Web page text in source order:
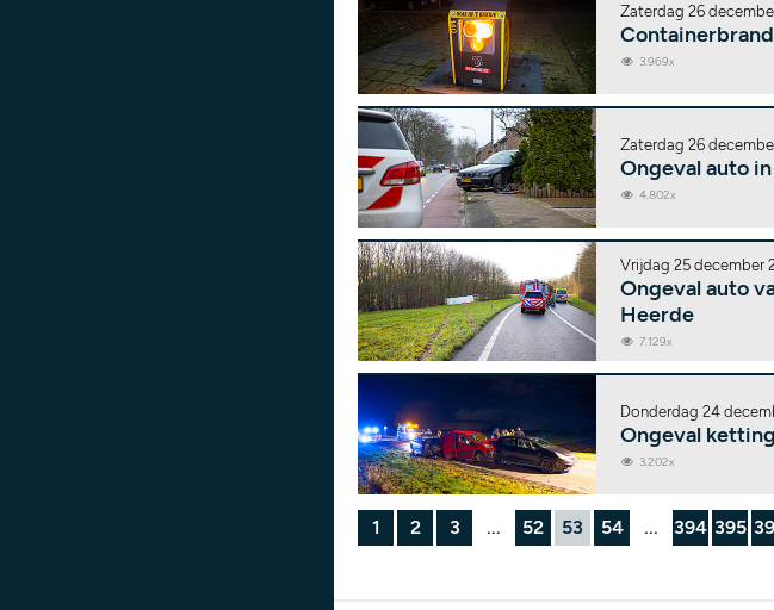
Zaterdag 26
3.969x
Zaterdag 26
Ongeval auto
4.802x
Vrijdag 25 december
Ongeval auto
Heerde
7.129x
Donderdag 24
Ongeval
3.202x
1 2 3 ... 52 53 54 ... 394 395